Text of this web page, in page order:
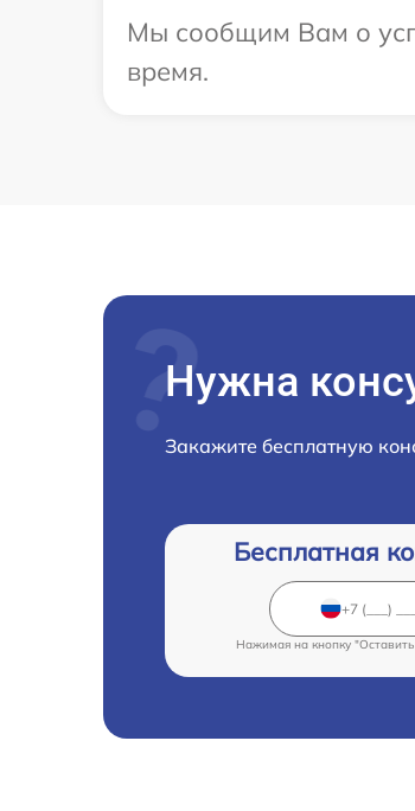
Мы сообщим Вам о
время.
Нужна
Закажите бесплатную
Бесплатная
Нажимая на кнопку